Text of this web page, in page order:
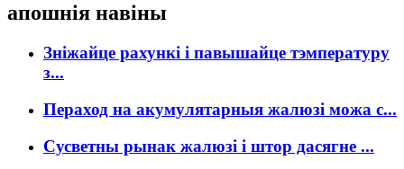
апошнія навіны
Зніжайце рахункі і павышайце тэмпературу
з...
Пераход на акумулятарныя жалюзі можа с...
Сусветны рынак жалюзі і штор дасягне ...